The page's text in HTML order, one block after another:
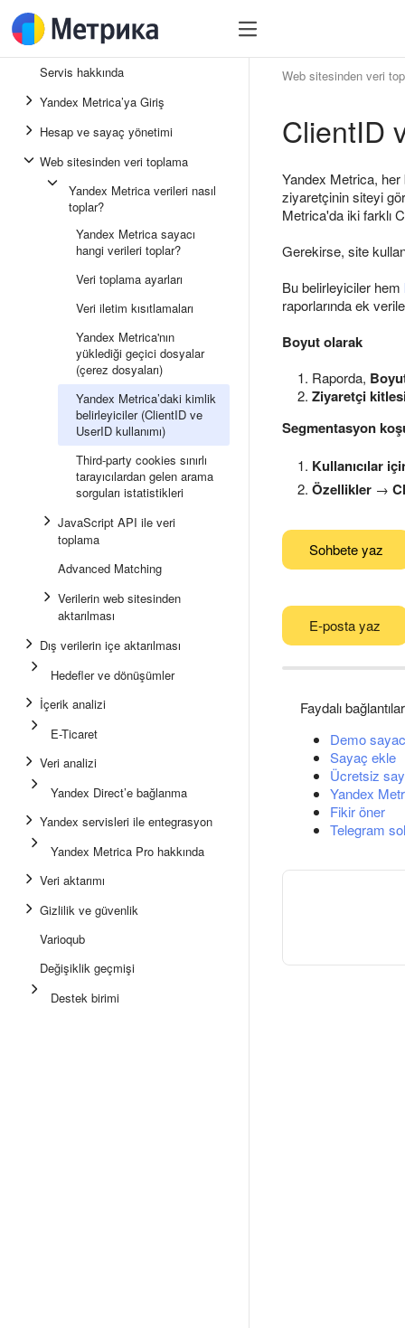
Servis hakkında
Yandex Metrica’ya Giriş
Hesap ve sayaç yönetimi
Web sitesinden veri toplama
Yandex Metrica verileri nasıl
toplar?
Yandex Metrica sayacı
hangi verileri toplar?
Veri toplama ayarları
Veri iletim kısıtlamaları
Yandex Metrica'nın
yüklediği geçici dosyalar
(çerez dosyaları)
Yandex Metrica’daki kimlik
belirleyiciler (ClientID ve
UserID kullanımı)
Third-party cookies sınırlı
tarayıcılardan gelen arama
sorguları istatistikleri
JavaScript API ile veri
toplama
Advanced Matching
Verilerin web sitesinden
aktarılması
Dış verilerin içe aktarılması
Hedefler ve dönüşümler
İçerik analizi
E-Ticaret
Veri analizi
Yandex Direct’e bağlanma
Yandex servisleri ile entegrasyon
Yandex Metrica Pro hakkında
Veri aktarımı
Gizlilik ve güvenlik
Varioqub
Değişiklik geçmişi
Destek birimi
Web sitesinden veri
ClientID
Yandex Metrica, her
ziyaretçinin siteyi
Metrica'da iki farklı
Gerekirse, site
Bu belirleyiciler hem
raporlarında ek
Boyut olarak
Raporda,
Ziyaretçi
Segmentasyon
Kullanıcılar
Özellikler →
Sohbete yaz
E-posta yaz
Faydalı bağlantılar
Demo
Sayaç ekle
Ücretsiz
Yandex
Fikir öner
Telegram